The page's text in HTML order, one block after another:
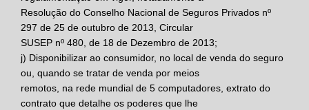
Resolução do Conselho Nacional de Seguros Privados nº
297 de 25 de outubro de 2013, Circular
SUSEP nº 480, de 18 de Dezembro de 2013;
j) Disponibilizar ao consumidor, no local de venda do seguro
ou, quando se tratar de venda por meios
remotos, na rede mundial de 5 computadores, extrato do
contrato que detalhe os poderes que lhe